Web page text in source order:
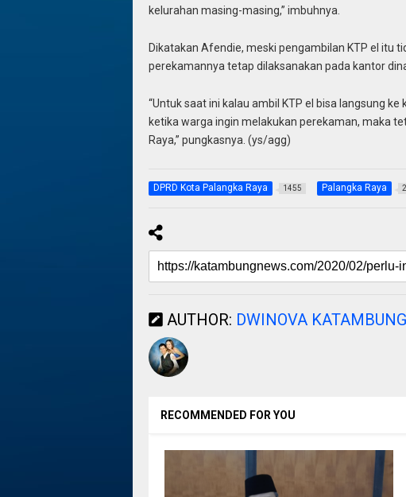
kelurahan masing-masing,” imbuhnya.
Dikatakan Afendie, meski pengambilan KTP el itu
perekamannya tetap dilaksanakan pada kantor
“Untuk saat ini kalau ambil KTP el bisa langsung
ketika warga ingin melakukan perekaman, maka
Raya,” pungkasnya. (ys/agg)
DPRD Kota Palangka Raya 1455 Palangka Raya
AUTHOR: DWINOVA
RECOMMENDED FOR YOU